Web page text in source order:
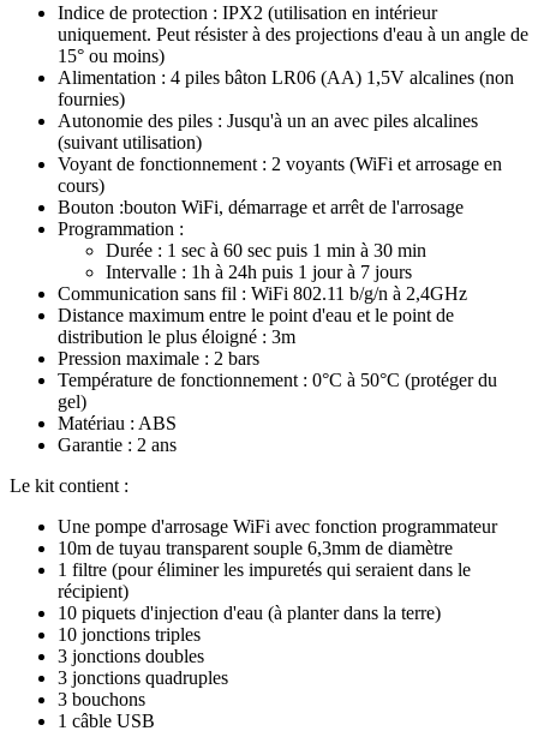
Indice de protection : IPX2 (utilisation en intérieur
uniquement. Peut résister à des projections d'eau à un angle de
15° ou moins)
Alimentation : 4 piles bâton LR06 (AA) 1,5V alcalines (non
fournies)
Autonomie des piles : Jusqu'à un an avec piles alcalines
(suivant utilisation)
Voyant de fonctionnement : 2 voyants (WiFi et arrosage en
cours)
Bouton :bouton WiFi, démarrage et arrêt de l'arrosage
Programmation :
Durée : 1 sec à 60 sec puis 1 min à 30 min
Intervalle : 1h à 24h puis 1 jour à 7 jours
Communication sans fil : WiFi 802.11 b/g/n à 2,4GHz
Distance maximum entre le point d'eau et le point de
distribution le plus éloigné : 3m
Pression maximale : 2 bars
Température de fonctionnement : 0°C à 50°C (protéger du
gel)
Matériau : ABS
Garantie : 2 ans
Le kit contient :
Une pompe d'arrosage WiFi avec fonction programmateur
10m de tuyau transparent souple 6,3mm de diamètre
1 filtre (pour éliminer les impuretés qui seraient dans le
récipient)
10 piquets d'injection d'eau (à planter dans la terre)
10 jonctions triples
3 jonctions doubles
3 jonctions quadruples
3 bouchons
1 câble USB